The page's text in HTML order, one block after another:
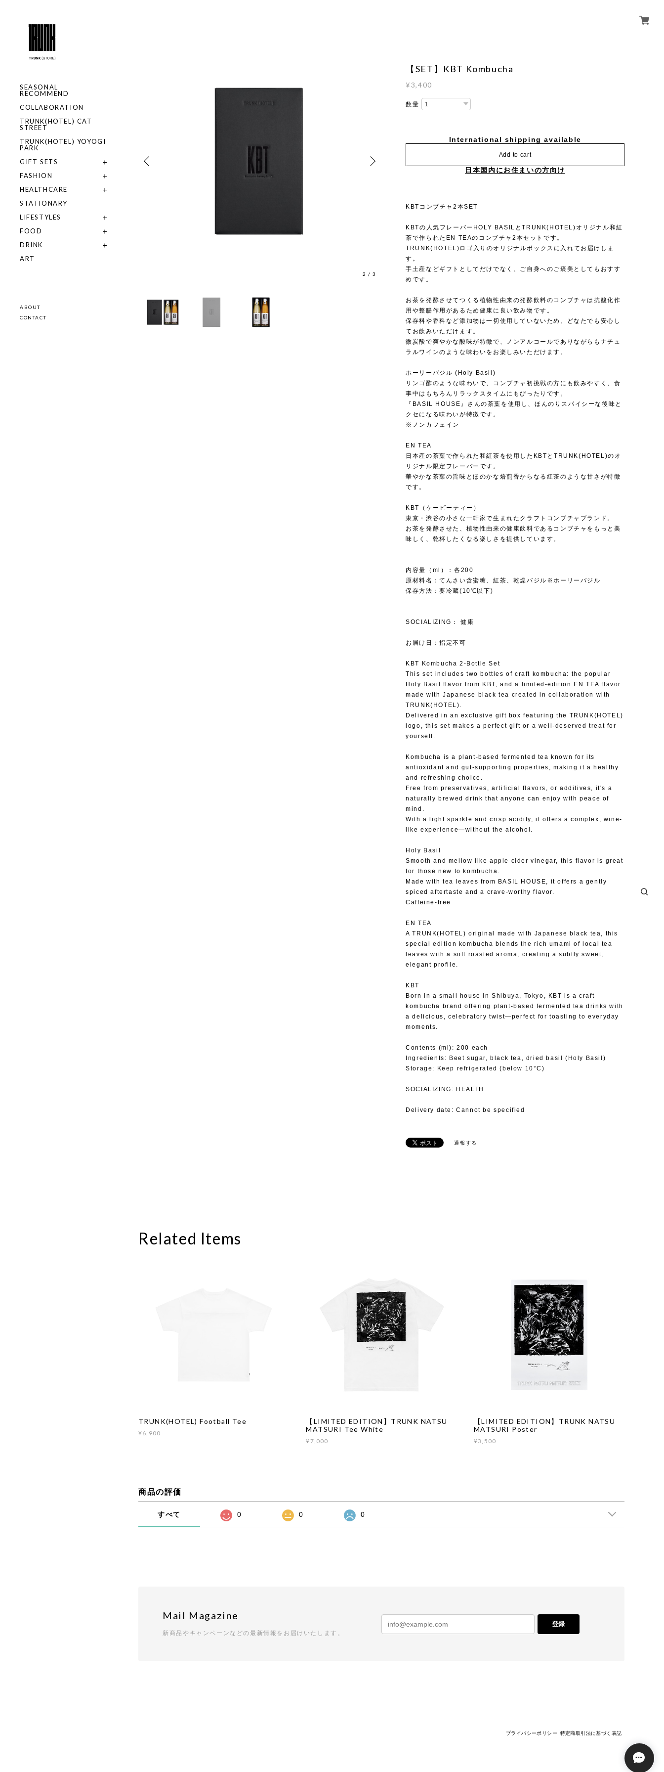
SEASONAL
RECOMMEND
COLLABORATION
TRUNK(HOTEL) CAT
STREET
TRUNK(HOTEL) YOYOGI
PARK
GIFT SETS
FASHION
HEALTHCARE
STATIONARY
LIFESTYLES
FOOD
DRINK
ART
ABOUT
CONTACT
3 /3
【SET】KBT Kombucha
¥3,400
数量
International shipping available
Add to cart
日本国内にお住まいの方向け
KBTコンブチャ2本SET
KBTの人気フレーバーHOLY BASILとTRUNK(HOTEL)オリジナル和紅
茶で作られたEN TEAのコンブチャ2本セットです。
TRUNK(HOTEL)ロゴ入りのオリジナルボックスに入れてお届けしま
す。
手土産などギフトとしてだけでなく、ご自身へのご褒美としてもおすす
めです。
お茶を発酵させてつくる植物性由来の発酵飲料のコンブチャは抗酸化作
用や整腸作用があるため健康に良い飲み物です。
保存料や香料など添加物は一切使用していないため、どなたでも安心し
てお飲みいただけます。
微炭酸で爽やかな酸味が特徴で、ノンアルコールでありながらもナチュ
ラルワインのような味わいをお楽しみいただけます。
ホーリーバジル (Holy Basil)
リンゴ酢のような味わいで、コンブチャ初挑戦の方にも飲みやすく、食
事中はもちろんリラックスタイムにもぴったりです。
『BASIL HOUSE』さんの茶葉を使用し、ほんのりスパイシーな後味と
クセになる味わいが特徴です。
※ノンカフェイン
EN TEA
日本産の茶葉で作られた和紅茶を使用したKBTとTRUNK(HOTEL)のオ
リジナル限定フレーバーです。
華やかな茶葉の旨味とほのかな焙煎香からなる紅茶のような甘さが特徴
です。
KBT（ケービーティー）
東京・渋谷の小さな一軒家で生まれたクラフトコンブチャブランド。
お茶を発酵させた、植物性由来の健康飲料であるコンブチャをもっと美
味しく、乾杯したくなる楽しさを提供しています。
内容量（ml）：各200
原材料名：てんさい含蜜糖、紅茶、乾燥バジル※ホーリーバジル
保存方法：要冷蔵(10℃以下)
SOCIALIZING： 健康
お届け日：指定不可
KBT Kombucha 2-Bottle Set
This set includes two bottles of craft kombucha: the popular
Holy Basil flavor from KBT, and a limited-edition EN TEA flavor
made with Japanese black tea created in collaboration with
TRUNK(HOTEL).
Delivered in an exclusive gift box featuring the TRUNK(HOTEL)
logo, this set makes a perfect gift or a well-deserved treat for
yourself.
Kombucha is a plant-based fermented tea known for its
antioxidant and gut-supporting properties, making it a healthy
and refreshing choice.
Free from preservatives, artificial flavors, or additives, it's a
naturally brewed drink that anyone can enjoy with peace of
mind.
With a light sparkle and crisp acidity, it offers a complex, wine-
like experience—without the alcohol.
Holy Basil
Smooth and mellow like apple cider vinegar, this flavor is great
for those new to kombucha.
Made with tea leaves from BASIL HOUSE, it offers a gently
spiced aftertaste and a crave-worthy flavor.
Caffeine-free
EN TEA
A TRUNK(HOTEL) original made with Japanese black tea, this
special edition kombucha blends the rich umami of local tea
leaves with a soft roasted aroma, creating a subtly sweet,
elegant profile.
KBT
Born in a small house in Shibuya, Tokyo, KBT is a craft
kombucha brand offering plant-based fermented tea drinks with
a delicious, celebratory twist—perfect for toasting to everyday
moments.
Contents (ml): 200 each
Ingredients: Beet sugar, black tea, dried basil (Holy Basil)
Storage: Keep refrigerated (below 10°C)
SOCIALIZING: HEALTH
Delivery date: Cannot be specified
通報する
Related Items
TRUNK(HOTEL) Football Tee
¥6,900
【LIMITED EDITION】TRUNK NATSU
MATSURI Tee White
¥7,000
【LIMITED EDITION】TRUNK NATSU
MATSURI Poster
¥3,500
商品の評価
すべて 0 0 0
Mail Magazine
新商品やキャンペーンなどの最新情報をお届けいたします。
登録
プライバシーポリシー 特定商取引法に基づく表記